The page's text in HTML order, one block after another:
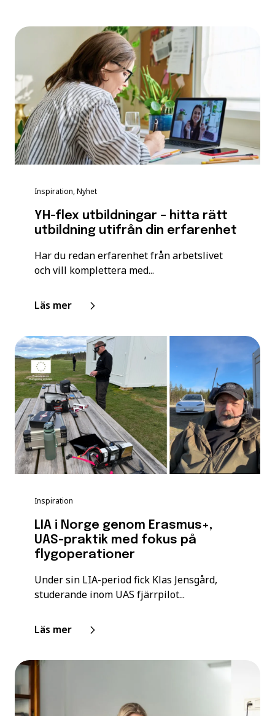
Inspiration, Nyhet
YH-flex utbildningar – hitta rätt
utbildning utifrån din erfarenhet
Har du redan erfarenhet från arbetslivet
och vill komplettera med...
Läs mer
Inspiration
LIA i Norge genom Erasmus+,
UAS-praktik med fokus på
flygoperationer
Under sin LIA-period fick Klas Jensgård,
studerande inom UAS fjärrpilot...
Läs mer